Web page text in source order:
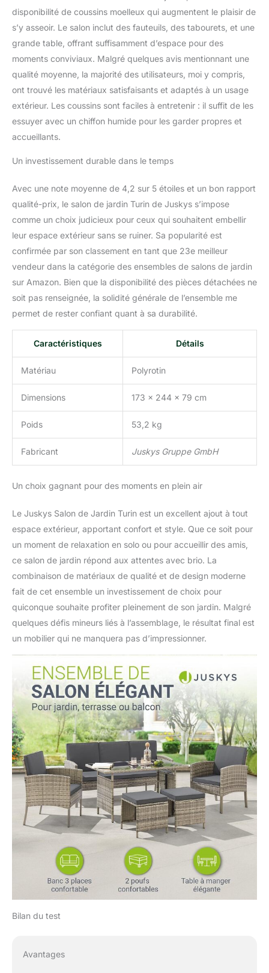
disponibilité de coussins moelleux qui augmentent le plaisir de
s’y asseoir. Le salon inclut des fauteuils, des tabourets, et une
grande table, offrant suffisamment d’espace pour des
moments conviviaux. Malgré quelques avis mentionnant une
qualité moyenne, la majorité des utilisateurs, moi y compris,
ont trouvé les matériaux satisfaisants et adaptés à un usage
extérieur. Les coussins sont faciles à entretenir : il suffit de les
essuyer avec un chiffon humide pour les garder propres et
accueillants.
Un investissement durable dans le temps
Avec une note moyenne de 4,2 sur 5 étoiles et un bon rapport
qualité-prix, le salon de jardin Turin de Juskys s’impose
comme un choix judicieux pour ceux qui souhaitent embellir
leur espace extérieur sans se ruiner. Sa popularité est
confirmée par son classement en tant que 23e meilleur
vendeur dans la catégorie des ensembles de salons de jardin
sur Amazon. Bien que la disponibilité des pièces détachées ne
soit pas renseignée, la solidité générale de l’ensemble me
permet de rester confiant quant à sa durabilité.
Caractéristiques Détails
Matériau Polyrotin
Dimensions 173 x 244 x 79 cm
Poids 53,2 kg
Fabricant Juskys Gruppe GmbH
Un choix gagnant pour des moments en plein air
Le Juskys Salon de Jardin Turin est un excellent ajout à tout
espace extérieur, apportant confort et style. Que ce soit pour
un moment de relaxation en solo ou pour accueillir des amis,
ce salon de jardin répond aux attentes avec brio. La
combinaison de matériaux de qualité et de design moderne
fait de cet ensemble un investissement de choix pour
quiconque souhaite profiter pleinement de son jardin. Malgré
quelques défis mineurs liés à l’assemblage, le résultat final est
un mobilier qui ne manquera pas d’impressionner.
Bilan du test
Avantages